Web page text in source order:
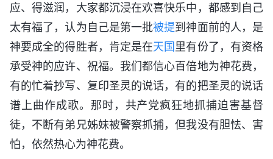
应、得滋润，大家都沉浸在欢喜快乐中，都感到自己
太有福了，认为自己是第一批被提到神面前的人，是
神要成全的得胜者，肯定是在天国 里有份了，有资格
承受神的应许、祝福。我们都信心百倍地为神花费，
有的忙着抄写、复印圣灵的说话，有的把圣灵的说话
谱上曲作成歌。那时，共产党疯狂地抓捕迫害基督
徒，不断有弟兄姊妹被警察抓捕，但我没有胆怯、害
怕，依然热心为神花费。